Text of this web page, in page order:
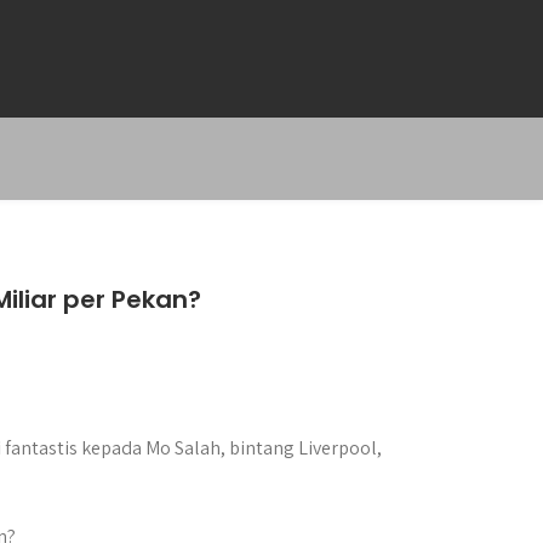
per Pekan?
kepada Mo Salah, bintang Liverpool,